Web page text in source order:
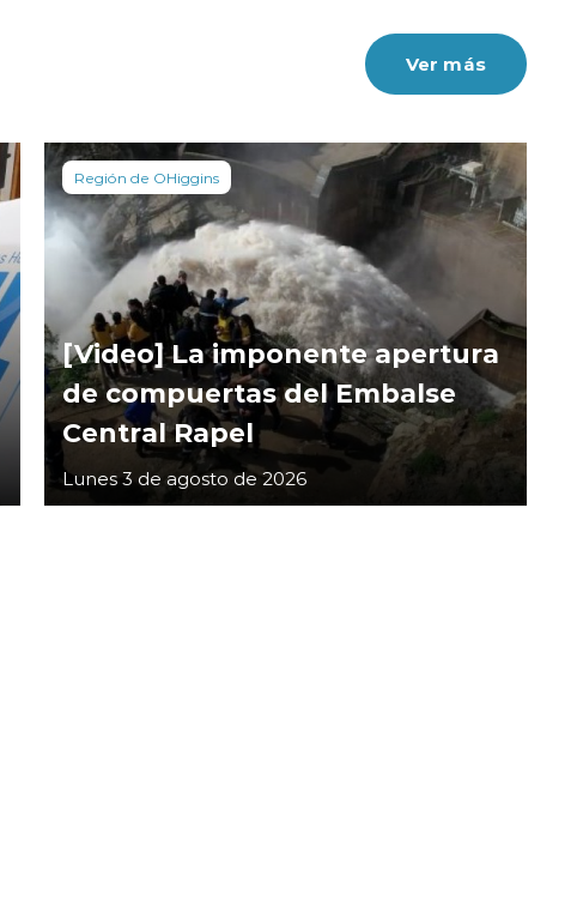
Ver más
Región de OHiggins
[Video] La imponente apertura
de compuertas del Embalse
Central Rapel
Lunes 3 de agosto de 2026